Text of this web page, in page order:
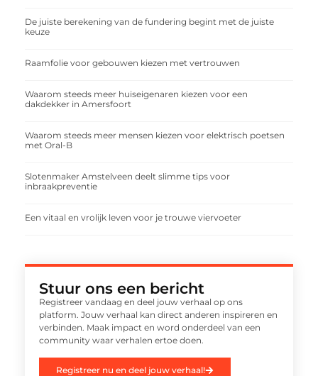
De juiste berekening van de fundering begint met de juiste
keuze
Raamfolie voor gebouwen kiezen met vertrouwen
Waarom steeds meer huiseigenaren kiezen voor een
dakdekker in Amersfoort
Waarom steeds meer mensen kiezen voor elektrisch poetsen
met Oral-B
Slotenmaker Amstelveen deelt slimme tips voor
inbraakpreventie
Een vitaal en vrolijk leven voor je trouwe viervoeter
Stuur ons een bericht
Registreer vandaag en deel jouw verhaal op ons
platform. Jouw verhaal kan direct anderen inspireren en
verbinden. Maak impact en word onderdeel van een
community waar verhalen ertoe doen.
Registreer nu en deel jouw verhaal!